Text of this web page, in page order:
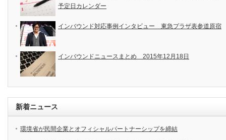
予定日カレンダー
インバウンド対応事例インタビュー 東急プラザ表参道原宿
インバウンドニュースまとめ 2015年12月18日
新着ニュース
環境省が民間企業とオフィシャルパートナーシップを締結